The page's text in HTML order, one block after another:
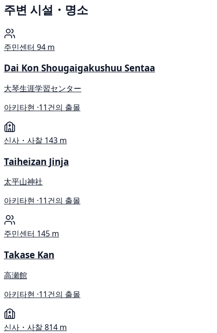
주변 시설・명소
주민센터 94 m
Dai Kon Shougaigakushuu Sentaa
大琴生涯学習センター
아키타현 ·11건의 출몰
신사・사찰 143 m
Taiheizan Jinja
太平山神社
아키타현 ·11건의 출몰
주민센터 145 m
Takase Kan
高瀬館
아키타현 ·11건의 출몰
신사・사찰814 m